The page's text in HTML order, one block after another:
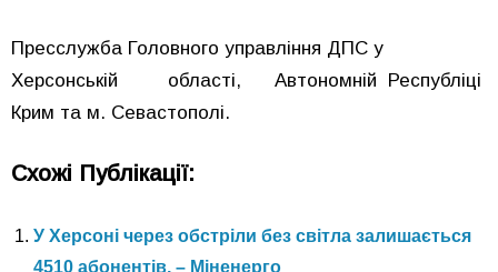
Пресслужба Головного управління ДПС у
Херсонській області, Автономній Республіці
Крим та м. Севастополі.
Схожі Публікації:
У Херсоні через обстріли без світла залишається
4510 абонентів, – Міненерго